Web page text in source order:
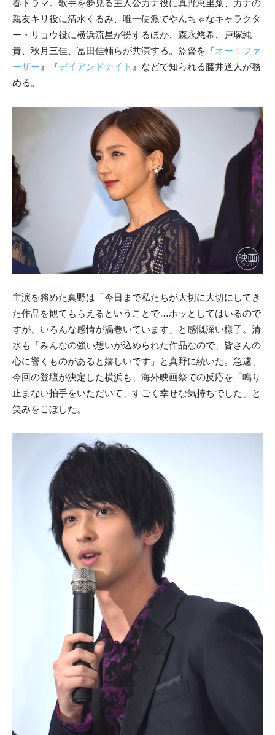
春ドラマ。歌手を夢見る主人公カナ役に真野恵里菜、カナの
親友キリ役に清水くるみ、唯一硬派でやんちゃなキャラクタ
ー・リョウ役に横浜流星が扮するほか、森永悠希、戸塚純
貴、秋月三佳、冨田佳輔らが共演する。監督を『オー！ファ
ーザー 』『デイアンドナイト 』などで知られる藤井道人が務
める。
主演を務めた真野は「今日まで私たちが大切に大切にしてき
た作品を観てもらえるということで…ホッとしてはいるので
すが、いろんな感情が渦巻いています」と感慨深い様子。清
水も「みんなの強い想いが込められた作品なので、皆さんの
心に響くものがあると嬉しいです」と真野に続いた。急遽、
今回の登壇が決定した横浜も、海外映画祭での反応を「鳴り
止まない拍手をいただいて、すごく幸せな気持ちでした」と
笑みをこぼした。